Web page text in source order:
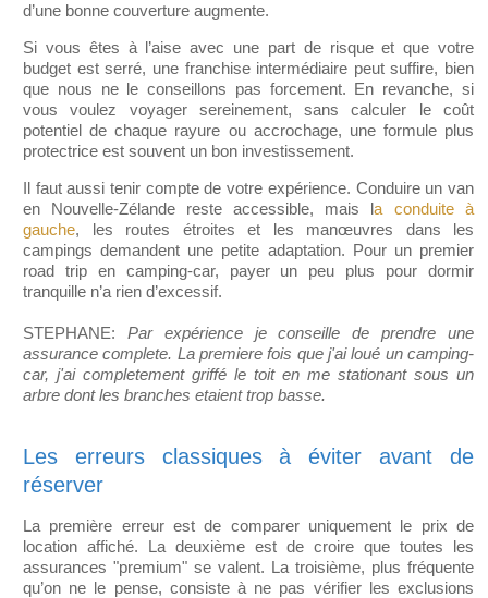
d’une bonne couverture augmente.
Si vous êtes à l’aise avec une part de risque et que votre
budget est serré, une franchise intermédiaire peut suffire, bien
que nous ne le conseillons pas forcement. En revanche, si
vous voulez voyager sereinement, sans calculer le coût
potentiel de chaque rayure ou accrochage, une formule plus
protectrice est souvent un bon investissement.
Il faut aussi tenir compte de votre expérience. Conduire un van
en Nouvelle-Zélande reste accessible, mais la conduite à
gauche, les routes étroites et les manœuvres dans les
campings demandent une petite adaptation. Pour un premier
road trip en camping-car, payer un peu plus pour dormir
tranquille n’a rien d’excessif.
STEPHANE: Par expérience je conseille de prendre une
assurance complete. La premiere fois que j'ai loué un camping-
car, j'ai completement griffé le toit en me stationant sous un
arbre dont les branches etaient trop basse.
Les erreurs classiques à éviter avant de
réserver
La première erreur est de comparer uniquement le prix de
location affiché. La deuxième est de croire que toutes les
assurances "premium" se valent. La troisième, plus fréquente
qu’on ne le pense, consiste à ne pas vérifier les exclusions